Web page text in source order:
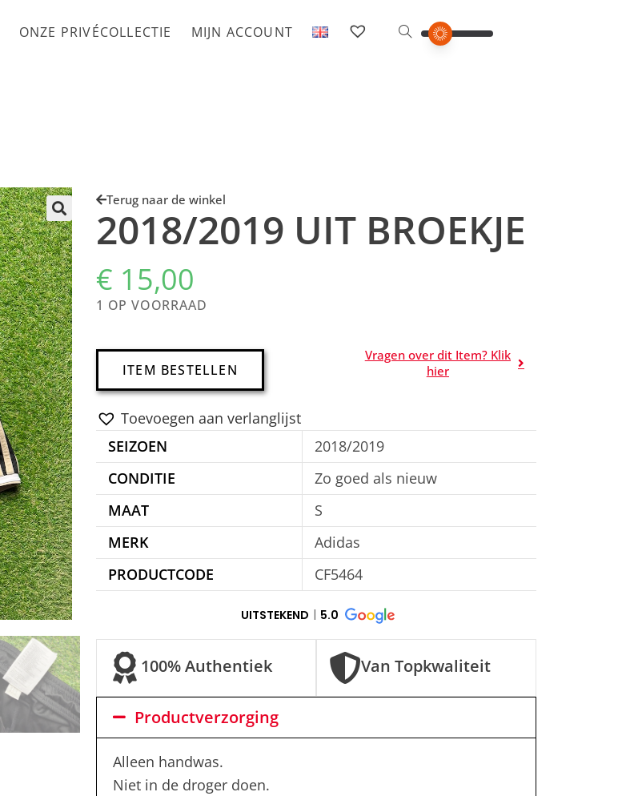
ONZE PRIVÉCOLLECTIE MIJN ACCOUNT
Terug naar de winkel
2018/2019 UIT BROEKJE
€ 15,00
1 OP VOORRAAD
ITEM BESTELLEN
e
a
t
e
:
Vragen over dit Item? Klik
hier
Toevoegen aan verlanglijst
SEIZOEN
2018/2019
CONDITIE
Zo goed als nieuw
MAAT
S
MERK
Adidas
PRODUCTCODE
CF5464
UITSTEKEND 5.0
100% Authentiek Van Topkwaliteit
Productverzorging
Alleen handwas.
Niet in de droger doen.